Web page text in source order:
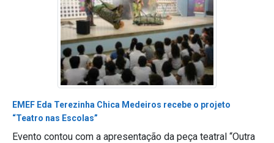
EMEF Eda Terezinha Chica Medeiros recebe o projeto
“Teatro nas Escolas”
Evento contou com a apresentação da peça teatral “Outra